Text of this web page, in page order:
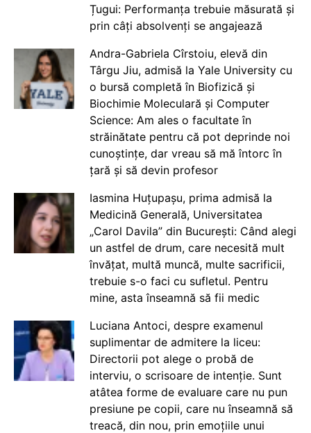
Țugui: Performanța trebuie măsurată și
prin câți absolvenți se angajează
Andra-Gabriela Cîrstoiu, elevă din
Târgu Jiu, admisă la Yale University cu
o bursă completă în Biofizică și
Biochimie Moleculară și Computer
Science: Am ales o facultate în
străinătate pentru că pot deprinde noi
cunoștințe, dar vreau să mă întorc în
țară și să devin profesor
Iasmina Huțupașu, prima admisă la
Medicină Generală, Universitatea
„Carol Davila” din București: Când alegi
un astfel de drum, care necesită mult
învățat, multă muncă, multe sacrificii,
trebuie s-o faci cu sufletul. Pentru
mine, asta înseamnă să fii medic
Luciana Antoci, despre examenul
suplimentar de admitere la liceu:
Directorii pot alege o probă de
interviu, o scrisoare de intenție. Sunt
atâtea forme de evaluare care nu pun
presiune pe copii, care nu înseamnă să
treacă, din nou, prin emoțiile unui